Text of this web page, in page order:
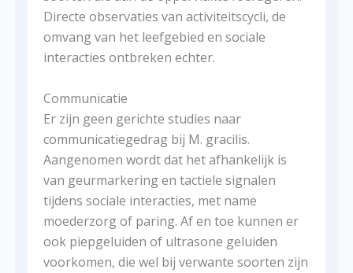
Directe observaties van activiteitscycli, de
omvang van het leefgebied en sociale
interacties ontbreken echter.
Communicatie
Er zijn geen gerichte studies naar
communicatiegedrag bij M. gracilis.
Aangenomen wordt dat het afhankelijk is
van geurmarkering en tactiele signalen
tijdens sociale interacties, met name
moederzorg of paring. Af en toe kunnen er
ook piepgeluiden of ultrasone geluiden
voorkomen, die wel bij verwante soorten zijn